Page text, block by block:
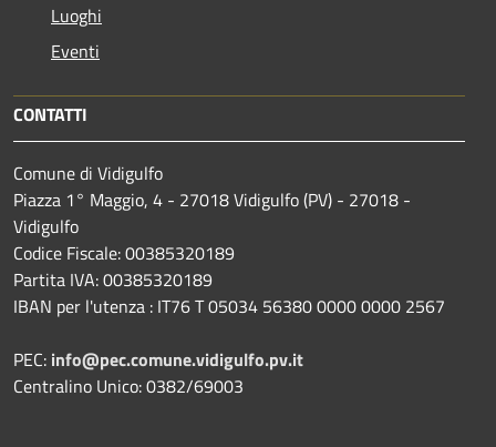
Luoghi
Eventi
CONTATTI
Comune di Vidigulfo
Piazza 1° Maggio, 4 - 27018 Vidigulfo (PV) - 27018 -
Vidigulfo
Codice Fiscale: 00385320189
Partita IVA: 00385320189
IBAN per l'utenza : IT76 T 05034 56380 0000 0000 2567
PEC: info@pec.comune.vidigulfo.pv.it
Centralino Unico: 0382/69003